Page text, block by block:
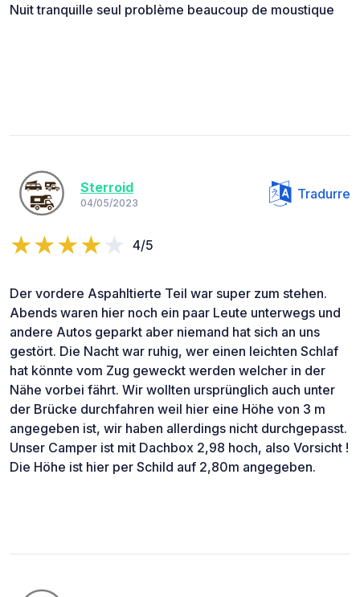
Nuit tranquille seul problème beaucoup de moustique
Sterroid
04/05/2023
Tradurre
4/5
Der vordere Aspahltierte Teil war super zum stehen.
Abends waren hier noch ein paar Leute unterwegs und
andere Autos geparkt aber niemand hat sich an uns
gestört. Die Nacht war ruhig, wer einen leichten Schlaf
hat könnte vom Zug geweckt werden welcher in der
Nähe vorbei fährt. Wir wollten ursprünglich auch unter
der Brücke durchfahren weil hier eine Höhe von 3 m
angegeben ist, wir haben allerdings nicht durchgepasst.
Unser Camper ist mit Dachbox 2,98 hoch, also Vorsicht !
Die Höhe ist hier per Schild auf 2,80m angegeben.